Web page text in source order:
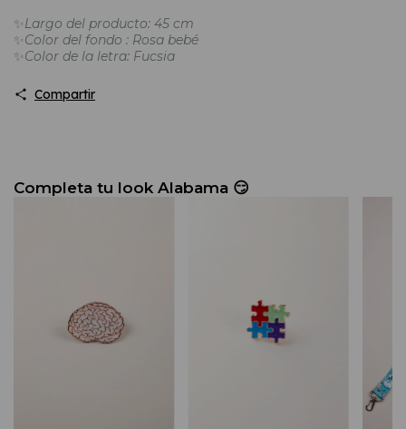
✨Largo del producto: 45 cm
✨Color del fondo : Rosa bebé
✨Color de la letra: Fucsia
Compartir